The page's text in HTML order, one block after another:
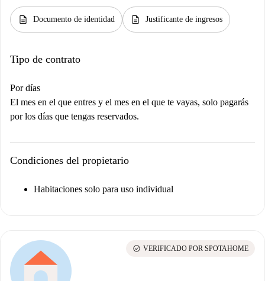
description Documento de identidad description Justificante de ingresos
Tipo de contrato
Por días
El mes en el que entres y el mes en el que te vayas, solo pagarás
por los días que tengas reservados.
Condiciones del propietario
Habitaciones solo para uso individual
check_circle VERIFICADO POR SPOTAHOME